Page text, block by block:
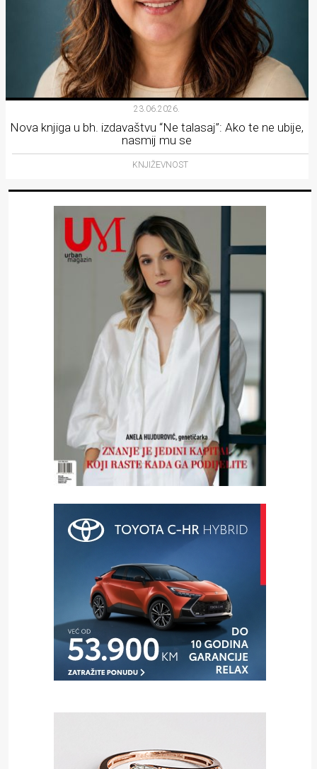
23.06.2026.
Nova knjiga u bh. izdavaštvu “Ne talasaj”: Ako te ne ubije,
nasmij mu se
KNJIŽEVNOST